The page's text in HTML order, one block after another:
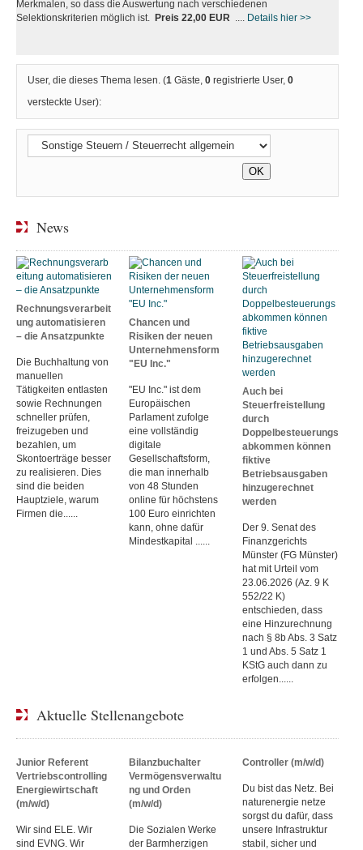
Merkmalen, so dass die Auswertung nach verschiedenen
Selektionskriterien möglich ist. Preis 22,00 EUR Details hier >>
User, die dieses Thema lesen. (1 Gäste,0 registrierte User,0
versteckte User):
News
Rechnungsverarbeit
ung automatisieren
– die Ansatzpunkte
Die Buchhaltung von
manuellen
Tätigkeiten entlasten
sowie Rechnungen
schneller prüfen,
freizugeben und
bezahlen, um
Skontoerträge besser
zu realisieren. Dies
sind die beiden
Hauptziele, warum
Firmen die......
Chancen und
Risiken der neuen
Unternehmensform
"EU Inc."
"EU Inc." ist dem
Europäischen
Parlament zufolge
eine vollständig
digitale
Gesellschaftsform,
die man innerhalb
von 48 Stunden
online für höchstens
100 Euro einrichten
kann, ohne dafür
Mindestkapital ......
Auch bei
Steuerfreistellung
durch
Doppelbesteuerungs
abkommen können
fiktive
Betriebsausgaben
hinzugerechnet
werden
Der 9. Senat des
Finanzgerichts
Münster (FG Münster)
hat mit Urteil vom
23.06.2026 (Az. 9 K
552/22 K)
entschieden, dass
eine Hinzurechnung
nach § 8b Abs. 3 Satz
1 und Abs. 5 Satz 1
KStG auch dann zu
erfolgen......
Aktuelle Stellenangebote
Junior Referent
Vertriebscontrolling
Energiewirtschaft
(m/w/d)
Wir sind ELE. Wir
sind EVNG. Wir
Bilanzbuchalter
Vermögensverwaltu
ng und Orden
(m/w/d)
Die Sozialen Werke
der Barmherzigen
Controller (m/w/d)
Du bist das Netz. Bei
naturenergie netze
sorgst du dafür, dass
unsere Infrastruktur
stabil, sicher und